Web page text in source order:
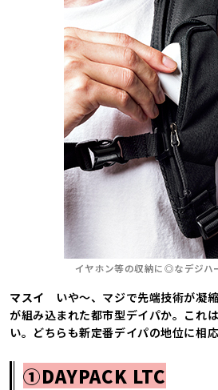
イヤホン等の収納に◎なデジハ
マスイ いや～、マジで先端技術が凝
が組み込まれた都市型デイパか。これ
い。どちらも新定番デイパの地位に相
①DAYPACK LTC